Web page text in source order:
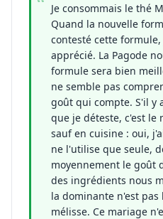
Je consommais le thé
Quand la nouvelle
contesté cette
apprécié. La Pagode
formule sera bien
ne semble pas
goût qui compte. S'il y
que je déteste, c'est le
sauf en cuisine : oui,
ne l'utilise que seule,
moyennement le goût
des ingrédients nous
la dominante n'est pas
mélisse. Ce mariage